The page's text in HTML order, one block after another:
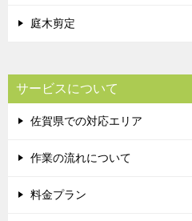
庭木剪定
サービスについて
佐賀県での対応エリア
作業の流れについて
料金プラン